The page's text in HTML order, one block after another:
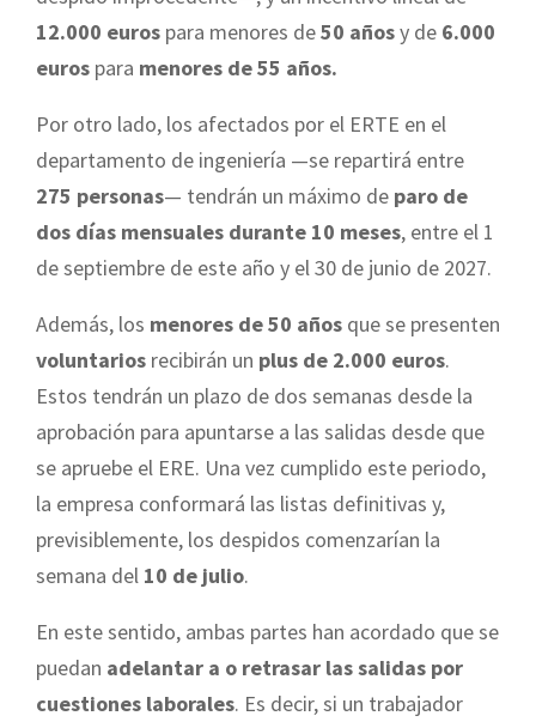
12.000 euros para menores de50 añosy de 6.000
euros para menores de 55 años.
Por otro lado, los afectados por el ERTE en el
departamento de ingeniería —se repartirá entre
275 personas— tendrán un máximo de paro de
dos días mensuales durante 10 meses, entre el 1
de septiembre de este año y el 30 de junio de 2027.
Además, los menores de 50 años que se presenten
voluntarios recibirán un plus de 2.000 euros.
Estos tendrán un plazo de dos semanas desde la
aprobación para apuntarse a las salidas desde que
se apruebe el ERE. Una vez cumplido este periodo,
la empresa conformará las listas definitivas y,
previsiblemente, los despidos comenzarían la
semana del 10 de julio.
En este sentido, ambas partes han acordado que se
puedan adelantar a o retrasar las salidas por
cuestiones laborales. Es decir, si un trabajador